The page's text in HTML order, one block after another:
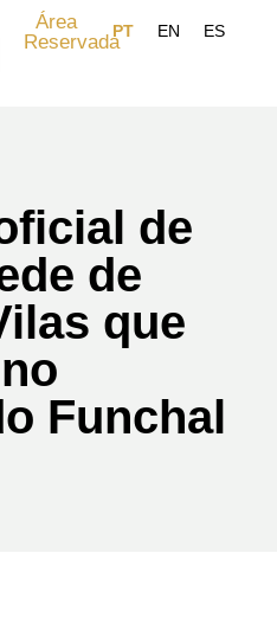
Área
Reservada
de
de
que
Funchal